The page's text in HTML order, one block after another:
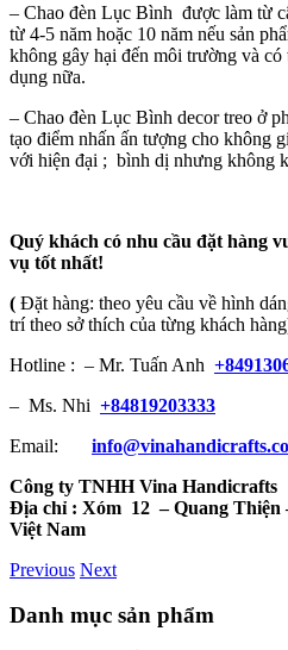
– Chao đèn Lục Bình được làm từ
từ 4-5 năm hoặc 10 năm nếu sản
không gây hại đến môi trường và
dụng nữa.
– Chao đèn Lục Bình decor treo ở
tạo điểm nhấn ấn tượng cho không
với hiện đại ; bình dị nhưng không
Quý khách có nhu cầu đặt hàng
vụ tốt nhất!
( Đặt hàng: theo yêu cầu về hình
trí theo sở thích của từng khách
Hotline : – Mr. Tuấn Anh
– Ms. Nhi +84819203333
Email:
Công ty TNHH Vina Handicrafts
Địa chỉ : Xóm 12 – Quang Thiện
Việt Nam
Previous Next
Danh mục sản phẩm